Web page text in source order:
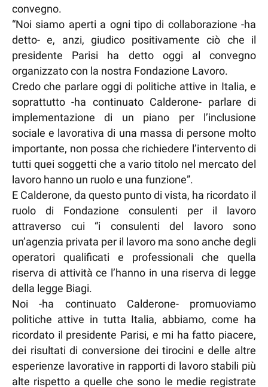
convegno.
“Noi siamo aperti a ogni tipo di collaborazione -ha
detto- e, anzi, giudico positivamente ciò che il
presidente Parisi ha detto oggi al convegno
organizzato con la nostra Fondazione Lavoro.
Credo che parlare oggi di politiche attive in Italia, e
soprattutto -ha continuato Calderone- parlare di
implementazione di un piano per l’inclusione
sociale e lavorativa di una massa di persone molto
importante, non possa che richiedere l’intervento di
tutti quei soggetti che a vario titolo nel mercato del
lavoro hanno un ruolo e una funzione”.
E Calderone, da questo punto di vista, ha ricordato il
ruolo di Fondazione consulenti per il lavoro
attraverso cui “i consulenti del lavoro sono
un’agenzia privata per il lavoro ma sono anche degli
operatori qualificati e professionali che quella
riserva di attività ce l’hanno in una riserva di legge
della legge Biagi.
Noi -ha continuato Calderone- promuoviamo
politiche attive in tutta Italia, abbiamo, come ha
ricordato il presidente Parisi, e mi ha fatto piacere,
dei risultati di conversione dei tirocini e delle altre
esperienze lavorative in rapporti di lavoro stabili più
alte rispetto a quelle che sono le medie registrate